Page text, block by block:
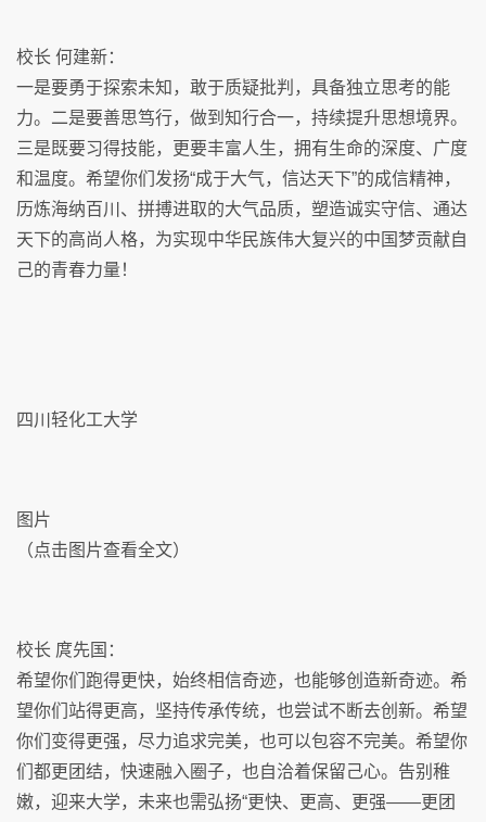
校长 何建新：
一是要勇于探索未知，敢于质疑批判，具备独立思考的能
力。二是要善思笃行，做到知行合一，持续提升思想境界。
三是既要习得技能，更要丰富人生，拥有生命的深度、广度
和温度。希望你们发扬“成于大气，信达天下”的成信精神，
历炼海纳百川、拼搏进取的大气品质，塑造诚实守信、通达
天下的高尚人格，为实现中华民族伟大复兴的中国梦贡献自
己的青春力量！
四川轻化工大学
图片
（点击图片查看全文）
校长 庹先国：
希望你们跑得更快，始终相信奇迹，也能够创造新奇迹。希
望你们站得更高，坚持传承传统，也尝试不断去创新。希望
你们变得更强，尽力追求完美，也可以包容不完美。希望你
们都更团结，快速融入圈子，也自洽着保留己心。告别稚
嫩，迎来大学，未来也需弘扬“更快、更高、更强——更团